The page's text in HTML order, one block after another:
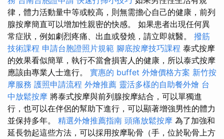
律，體力活動量中等或較高，則無需擔心自己的健康，前列
腺按摩簡直可以增加性親密的快感。 如果患者出現任何異
常症狀，例如劇烈疼痛、出血或發燒，請立即就醫。 撥筋
技術課程 申請台胞證照片規範 腳底按摩技巧課程 泰式按摩
的效果看似簡單，執行不當會損害人的健康，所以泰式按摩
應該由專業人士進行。 實惠的 buffet 外燴價格方案 新竹按
摩服務 護照申請流程 外燴推薦 靈活多樣的自助餐外燴 台
中放鬆按摩 將泰式按摩與前列腺按摩結合，可以單獨進
行，也可以在伴侶的幫助下進行，可以顯著增強男性的體力
並保持多年。 精選外燴推薦指南 頭痛放鬆按摩 為了加強和
延長勃起這些方法，可以採用按摩恥骨（手，位於恥骨上方